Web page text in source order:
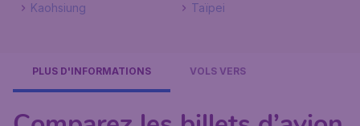
Kaohsiung Taïpei
PLUS D'INFORMATIONS VOLS VERS